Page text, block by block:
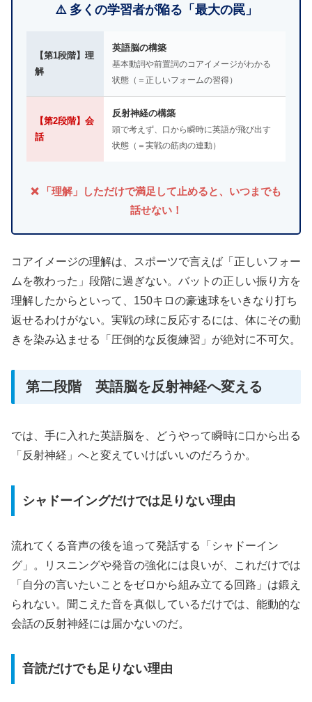
⚠️ 多くの学習者が陥る「最大の罠」
【第1段階】理
解
英語脳の構築
基本動詞や前置詞のコアイメージがわかる
状態（＝正しいフォームの習得）
【第2段階】会
話
反射神経の構築
頭で考えず、口から瞬時に英語が飛び出す
状態（＝実戦の筋肉の連動）
❌ 「理解」しただけで満足して止めると、いつまでも
話せない！
コアイメージの理解は、スポーツで言えば「正しいフォー
ムを教わった」段階に過ぎない。バットの正しい振り方を
理解したからといって、150キロの豪速球をいきなり打ち
返せるわけがない。実戦の球に反応するには、体にその動
きを染み込ませる「圧倒的な反復練習」が絶対に不可欠。
第二段階 英語脳を反射神経へ変える
では、手に入れた英語脳を、どうやって瞬時に口から出る
「反射神経」へと変えていけばいいのだろうか。
シャドーイングだけでは足りない理由
流れてくる音声の後を追って発話する「シャドーイン
グ」。リスニングや発音の強化には良いが、これだけでは
「自分の言いたいことをゼロから組み立てる回路」は鍛え
られない。聞こえた音を真似しているだけでは、能動的な
会話の反射神経には届かないのだ。
音読だけでも足りない理由